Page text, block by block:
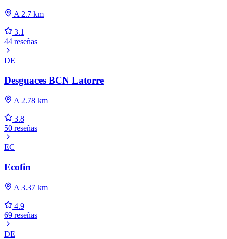
A 2.7 km
3.1
44 reseñas
DE
Desguaces BCN Latorre
A 2.78 km
3.8
50 reseñas
EC
Ecofin
A 3.37 km
4.9
69 reseñas
DE